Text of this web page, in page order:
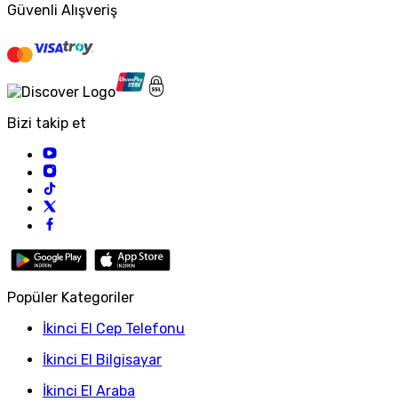
Güvenli Alışveriş
Bizi takip et
Popüler Kategoriler
İkinci El Cep Telefonu
İkinci El Bilgisayar
İkinci El Araba